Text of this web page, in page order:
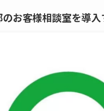
のお客様相談室を導